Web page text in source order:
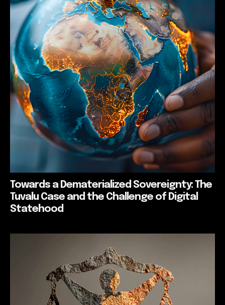
Towards a Dematerialized Sovereignty: The
Tuvalu Case and the Challenge of Digital
Statehood